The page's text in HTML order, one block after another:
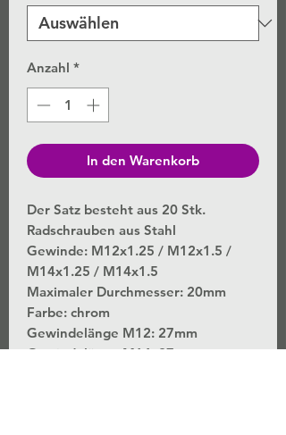
Anzahl *
In den Warenkorb
Der Satz besteht aus 20 Stk.
Radschrauben aus Stahl
Gewinde: M12x1.25 / M12x1.5 /
M14x1.25 / M14x1.5
Maximaler Durchmesser: 20mm
Farbe: chrom
Gewindelänge M12: 27mm
Gewindelänge M14: 27mm